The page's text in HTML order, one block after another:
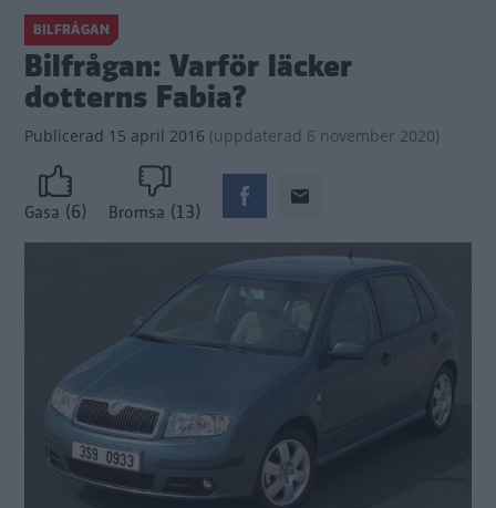
BILFRÅGAN
Bilfrågan: Varför läcker
dotterns Fabia?
Publicerad 15 april 2016 (uppdaterad 6 november 2020)
Gasa (6) Bromsa (13)